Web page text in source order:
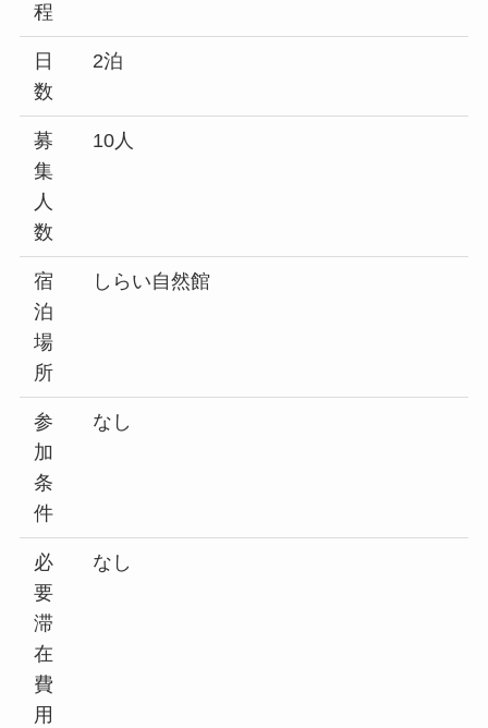
程
日
数
2泊
募
集
人
数
10人
宿
泊
場
所
しらい自然館
参
加
条
件
なし
必
要
滞
在
費
用
なし